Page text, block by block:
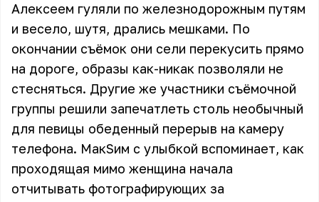
Алексеем гуляли по железнодорожным путям
и весело, шутя, дрались мешками. По
окончании съёмок они сели перекусить прямо
на дороге, образы как-никак позволяли не
стесняться. Другие же участники съёмочной
группы решили запечатлеть столь необычный
для певицы обеденный перерыв на камеру
телефона. МакSим с улыбкой вспоминает, как
проходящая мимо женщина начала
отчитывать фотографирующих за